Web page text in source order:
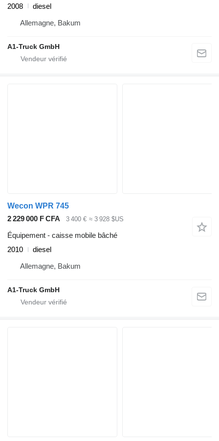
2008
diesel
Allemagne, Bakum
A1-Truck GmbH
Wecon WPR 745
2 229 000 F CFA
3 400 € ≈ 3 928 $US
Équipement - caisse mobile bâché
2010
diesel
Allemagne, Bakum
A1-Truck GmbH